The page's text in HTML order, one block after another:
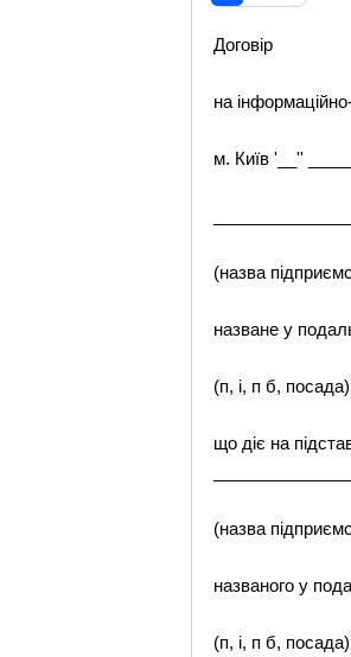
Договір
на
м. Київ '__''
(назва
назване у
(п, і, п б, посада)
що діє на
(назва
названого у
(п, і, п б, посада)